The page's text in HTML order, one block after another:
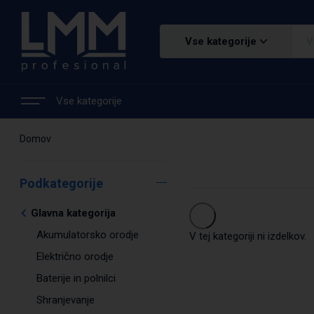
Vse kategorije
Vse kategorije
Domov
Podkategorije
Glavna kategorija
Akumulatorsko orodje
Električno orodje
Baterije in polnilci
Shranjevanje
V tej kategoriji ni izdelkov.